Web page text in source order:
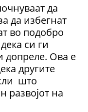
да
да избегнат
во подобро
си ги
допреле. Ова е
другите
што
развојот на